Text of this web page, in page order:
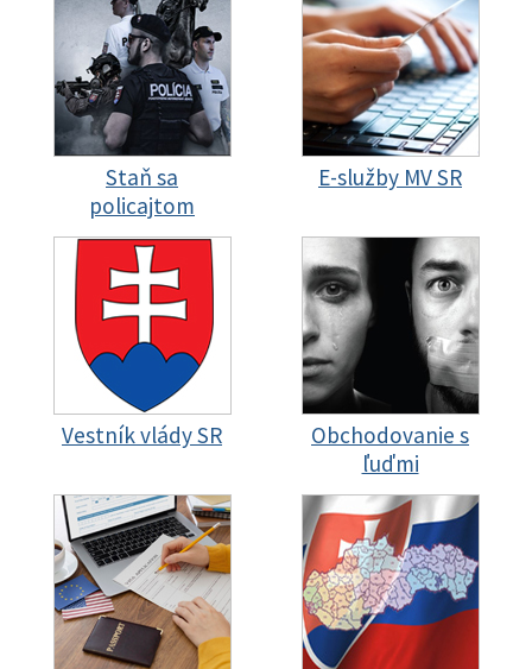
Staň sa
policajtom
E-služby MV SR
Vestník vlády SR
Obchodovanie s
ľuďmi